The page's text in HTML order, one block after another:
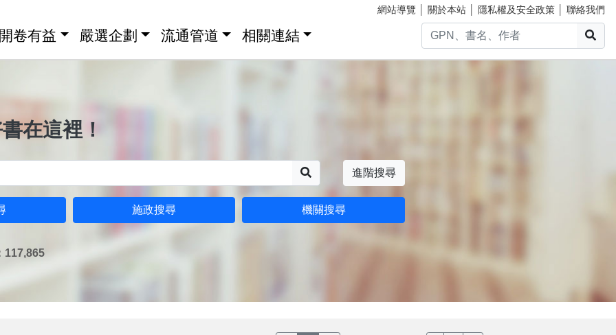
網站導覽 關於本站 隱私權及安全政策 聯絡我們
卷有益 嚴選企劃 流通管道 相關連結
在這裡！
進階搜尋
施政搜尋 機關搜尋
117,865